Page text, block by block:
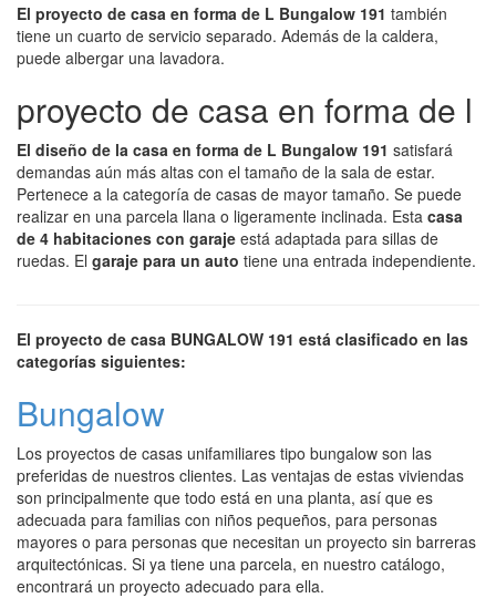
El proyecto de casa en forma de L Bungalow 191 también
tiene un cuarto de servicio separado. Además de la caldera,
puede albergar una lavadora.
proyecto de casa en forma de l
El diseño de la casa en forma de L Bungalow 191 satisfará
demandas aún más altas con el tamaño de la sala de estar.
Pertenece a la categoría de casas de mayor tamaño. Se puede
realizar en una parcela llana o ligeramente inclinada. Esta casa
de 4 habitaciones con garaje está adaptada para sillas de
ruedas. El garaje para un auto tiene una entrada independiente.
El proyecto de casa BUNGALOW 191 está clasificado en las
categorías siguientes:
Bungalow
Los proyectos de casas unifamiliares tipo bungalow son las
preferidas de nuestros clientes. Las ventajas de estas viviendas
son principalmente que todo está en una planta, así que es
adecuada para familias con niños pequeños, para personas
mayores o para personas que necesitan un proyecto sin barreras
arquitectónicas. Si ya tiene una parcela, en nuestro catálogo,
encontrará un proyecto adecuado para ella.